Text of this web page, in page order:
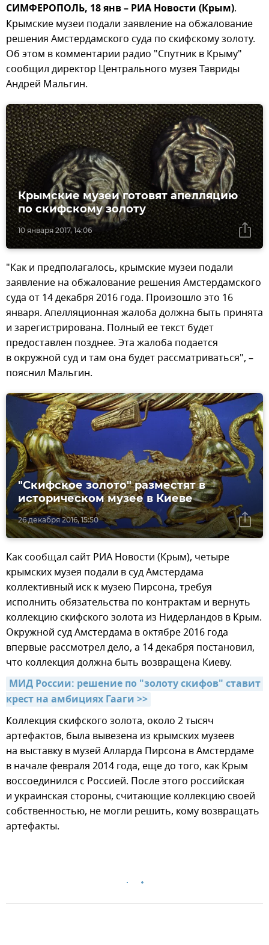
СИМФЕРОПОЛЬ, 18 янв – РИА Новости (Крым).
Крымские музеи подали заявление на обжалование
решения Амстердамского суда по скифскому золоту.
Об этом в комментарии радио "Спутник в Крыму"
сообщил директор Центрального музея Тавриды
Андрей Мальгин.
10 января 2017, 14:06
Крымские музеи готовят апелляцию
по скифскому золоту
"Как и предполагалось, крымские музеи подали
заявление на обжалование решения Амстердамского
суда от 14 декабря 2016 года. Произошло это 16
января. Апелляционная жалоба должна быть принята
и зарегистрирована. Полный ее текст будет
предоставлен позднее. Эта жалоба подается
в окружной суд и там она будет рассматриваться", –
пояснил Мальгин.
26 декабря 2016, 15:50
"Скифское золото" разместят в
историческом музее в Киеве
Как сообщал сайт РИА Новости (Крым), четыре
крымских музея подали в суд Амстердама
коллективный иск к музею Пирсона, требуя
исполнить обязательства по контрактам и вернуть
коллекцию скифского золота из Нидерландов в Крым.
Окружной суд Амстердама в октябре 2016 года
впервые рассмотрел дело, а 14 декабря постановил,
что коллекция должна быть возвращена Киеву.
МИД России: решение по "золоту скифов" ставит
крест на амбициях Гааги >>
Коллекция скифского золота, около 2 тысяч
артефактов, была вывезена из крымских музеев
на выставку в музей Алларда Пирсона в Амстердаме
в начале февраля 2014 года, еще до того, как Крым
воссоединился с Россией. После этого российская
и украинская стороны, считающие коллекцию своей
собственностью, не могли решить, кому возвращать
артефакты.